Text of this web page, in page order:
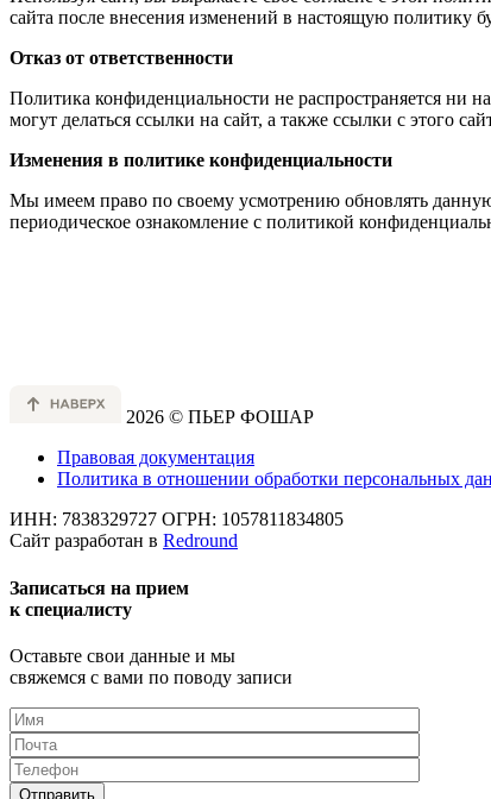
сайта после внесения изменений в настоящую политику
Отказ от ответственности
Политика конфиденциальности не распространяется ни
могут делаться ссылки на сайт, а также ссылки с этого
Изменения в политике конфиденциальности
Мы имеем право по своему усмотрению обновлять данную
периодическое ознакомление с политикой
2026 © ПЬЕР ФОШАР
Правовая документация
Политика в отношении обработки персональных
ИНН: 7838329727 ОГРН: 1057811834805
Сайт разработан в Redround
Записаться на прием
к специалисту
Оставьте свои данные и мы
свяжемся с вами по поводу записи